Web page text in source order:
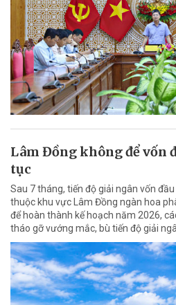
Lâm Đồng không để vốn
tục
Sau 7 tháng, tiến độ giải ngân vốn
thuộc khu vực Lâm Đồng ngàn hoa
để hoàn thành kế hoạch năm 2026,
tháo gỡ vướng mắc, bù tiến độ giải